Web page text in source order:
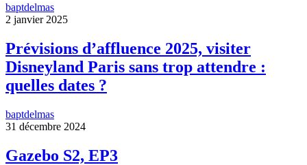
baptdelmas
2 janvier 2025
Prévisions d’affluence 2025, visiter
Disneyland Paris sans trop attendre :
quelles dates ?
baptdelmas
31 décembre 2024
Gazebo S2, EP3